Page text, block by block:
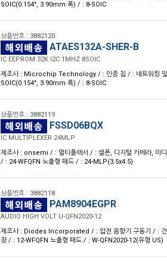
SOIC(0.154", 3.90mm 폭) / : 8-SOIC
상품번호 : 3882120
ATAES132A-SHER-B
IC EEPROM 32K I2C 1MHZ 8SOIC
제조사 : Microchip Technology / : 인증 칩 / : 네트워킹
SOIC(0.154", 3.90mm 폭) / : 8-SOIC
상품번호 : 3882119
FSSD06BQX
IC MULTIPLEXER 24MLP
제조사 : onsemi / : 멀티플렉서 / : 셀폰, 디지털 카메라, 미
/ : 24-WFQFN 노출형 패드 / : 24-MLP(3.5x4.5)
상품번호 : 3882118
PAM8904EGPR
AUDIO HIGH VOLT U-QFN2020-12
제조사 : Diodes Incorporated / : 압전 음향기 구동기 / : 건
장 / : 12-WFQFN 노출형 패드 / : W-QFN2020-12(유형 US)